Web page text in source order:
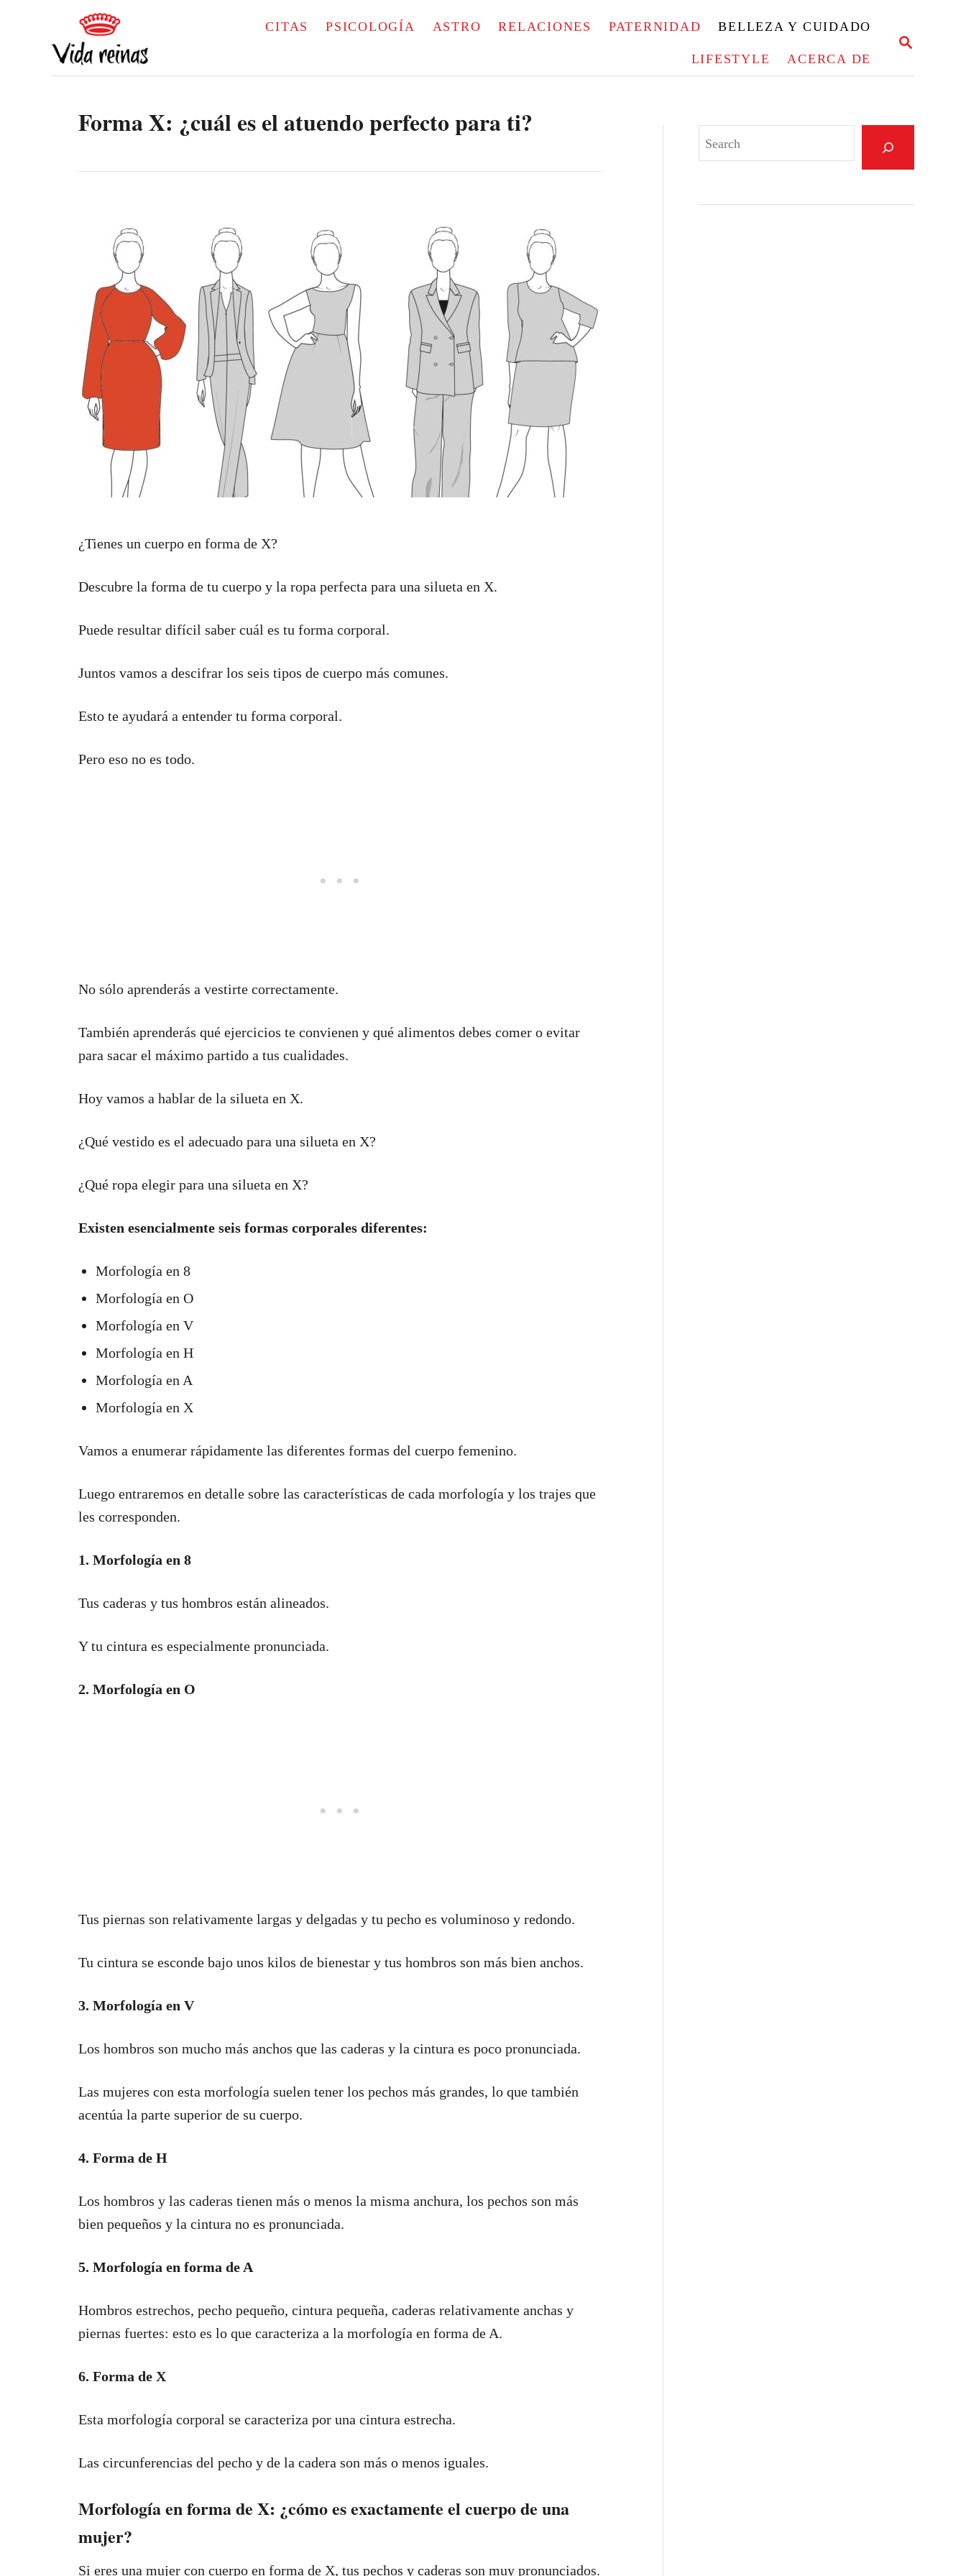
S
CITAS PSICOLOGÍA ASTRO RELACIONES PATERNIDAD BELLEZA Y CUIDADO
LIFESTYLE ACERCA DE
Forma X: ¿cuál es el atuendo perfecto para ti?
¿Tienes un cuerpo en forma de X?
Descubre la forma de tu cuerpo y la ropa perfecta para una silueta en X.
Puede resultar difícil saber cuál es tu forma corporal.
Juntos vamos a descifrar los seis tipos de cuerpo más comunes.
Esto te ayudará a entender tu forma corporal.
Pero eso no es todo.
No sólo aprenderás a vestirte correctamente.
También aprenderás qué ejercicios te convienen y qué alimentos debes comer o evitar
para sacar el máximo partido a tus cualidades.
Hoy vamos a hablar de la silueta en X.
¿Qué vestido es el adecuado para una silueta en X?
¿Qué ropa elegir para una silueta en X?
Existen esencialmente seis formas corporales diferentes:
Morfología en 8
Morfología en O
Morfología en V
Morfología en H
Morfología en A
Morfología en X
Vamos a enumerar rápidamente las diferentes formas del cuerpo femenino.
Luego entraremos en detalle sobre las características de cada morfología y los trajes que
les corresponden.
1. Morfología en 8
Tus caderas y tus hombros están alineados.
Y tu cintura es especialmente pronunciada.
2. Morfología en O
Tus piernas son relativamente largas y delgadas y tu pecho es voluminoso y redondo.
Tu cintura se esconde bajo unos kilos de bienestar y tus hombros son más bien anchos.
3. Morfología en V
Los hombros son mucho más anchos que las caderas y la cintura es poco pronunciada.
Las mujeres con esta morfología suelen tener los pechos más grandes, lo que también
acentúa la parte superior de su cuerpo.
4. Forma de H
Los hombros y las caderas tienen más o menos la misma anchura, los pechos son más
bien pequeños y la cintura no es pronunciada.
5. Morfología en forma de A
Hombros estrechos, pecho pequeño, cintura pequeña, caderas relativamente anchas y
piernas fuertes: esto es lo que caracteriza a la morfología en forma de A.
6. Forma de X
Esta morfología corporal se caracteriza por una cintura estrecha.
Las circunferencias del pecho y de la cadera son más o menos iguales.
Morfología en forma de X: ¿cómo es exactamente el cuerpo de una
mujer?
Si eres una mujer con cuerpo en forma de X, tus pechos y caderas son muy pronunciados.